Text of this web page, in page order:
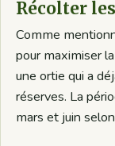
Récolter
Comme
pour maximiser
une ortie qui a
réserves. La
mars et juin